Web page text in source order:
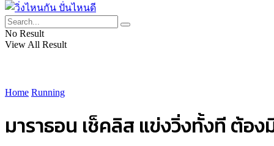
No Result
View All Result
Home Running
มาราธอน เช็คลิส แข่งวิ่งทั้งที ต้อ